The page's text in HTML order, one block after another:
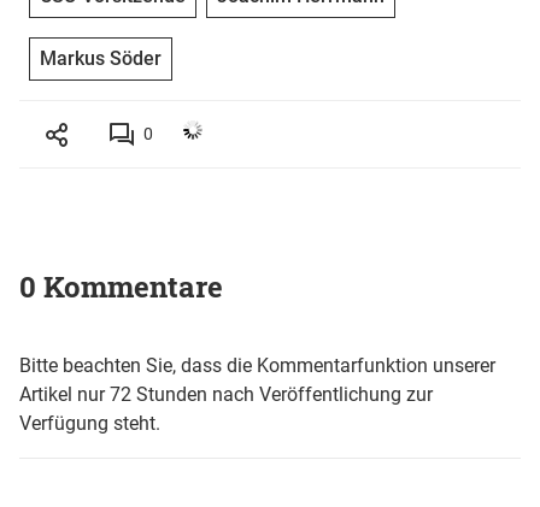
Markus Söder
0
0 Kommentare
Bitte beachten Sie, dass die Kommentarfunktion unserer
Artikel nur 72 Stunden nach Veröffentlichung zur
Verfügung steht.